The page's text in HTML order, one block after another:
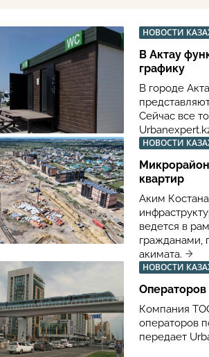
НОВОСТИ
В Актау
графику
В городе
Сейчас все
НОВОСТИ
квартир
Аким
ведется в
гражданами,
акимата.
НОВОСТИ
Операторов
Компания
операторов
передает